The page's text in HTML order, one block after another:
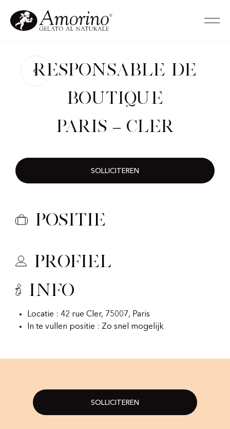
Responsable de
Boutique
Paris – Cler
SOLLICITEREN
Positie
Profiel
Info
Locatie : 42 rue Cler, 75007, Paris
In te vullen positie : Zo snel mogelijk
SOLLICITEREN